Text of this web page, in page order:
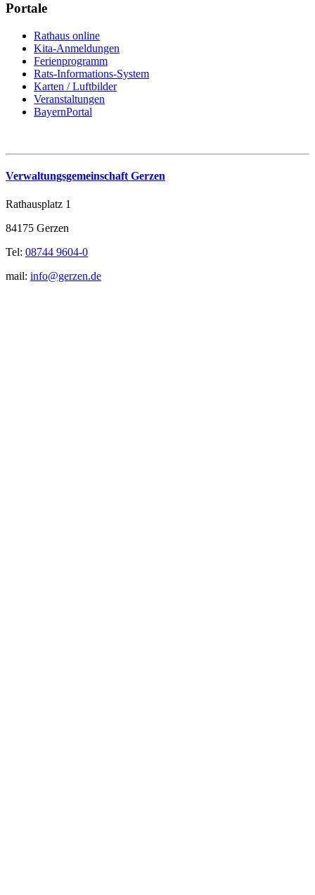
Portale
Rathaus online
Kita-Anmeldungen
Ferienprogramm
Rats-Informations-System
Karten / Luftbilder
Veranstaltungen
BayernPortal
Verwaltungsgemeinschaft Gerzen
Rathausplatz 1
84175 Gerzen
Tel: 08744 9604-0
mail: info@gerzen.de